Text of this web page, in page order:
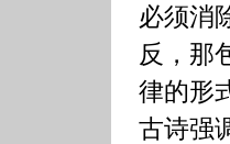
必须消
反，那
律的形
古诗强